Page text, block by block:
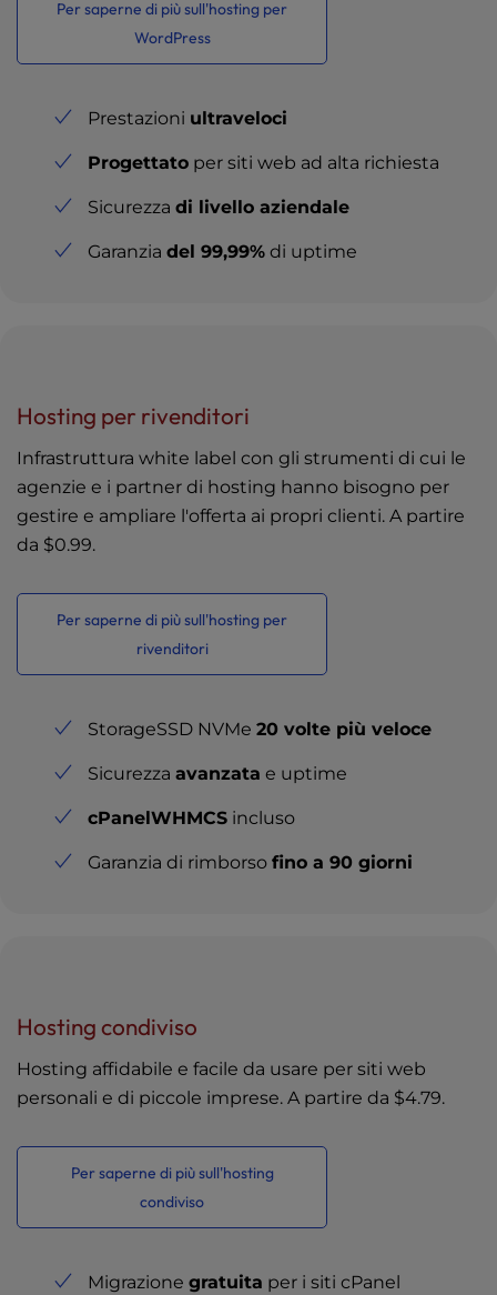
Per saperne di più sull'hosting per
WordPress
Prestazioni ultraveloci
Progettato per siti web ad alta richiesta
Sicurezza di livello aziendale
Garanzia del 99,99% di uptime
Hosting per rivenditori
Infrastruttura white label con gli strumenti di cui le
agenzie e i partner di hosting hanno bisogno per
gestire e ampliare l'offerta ai propri clienti. A partire
da $0.99.
Per saperne di più sull'hosting per
rivenditori
StorageSSD NVMe 20 volte più veloce
Sicurezza avanzata e uptime
cPanel WHMCS incluso
Garanzia di rimborso fino a 90 giorni
Hosting condiviso
Hosting affidabile e facile da usare per siti web
personali e di piccole imprese. A partire da $4.79.
Per saperne di più sull'hosting
condiviso
Migrazione gratuita per i siti cPanel